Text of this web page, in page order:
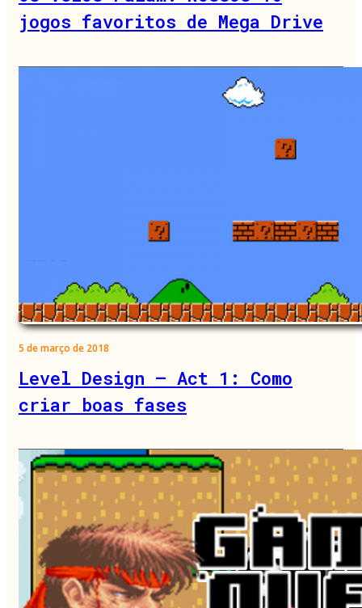
jogos favoritos de Mega Drive
5 de março de 2018
Level Design – Act 1: Como
criar boas fases